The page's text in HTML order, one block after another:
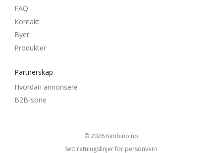
FAQ
Kontakt
Byer
Produkter
Partnerskap
Hvordan annonsere
B2B-sone
© 2026 kimbino.no
Sett retningslinjer for personvern